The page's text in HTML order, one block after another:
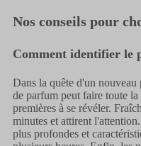
Nos conseils pour
Comment identifier le
Dans la quête d'un
de parfum peut faire toute
premières à se révéler.
minutes et attirent
plus profondes et